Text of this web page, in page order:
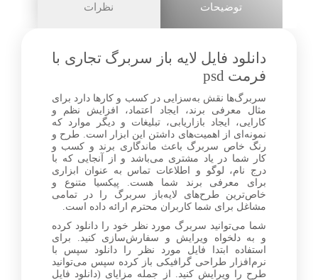
0
توضیحات نظرات
دانلود فایل لایه باز سربرگ تجاری با
فرمت psd
سربرگ‌ها نقش به‌سزایی در کسب و کارها دارد برای
مثال معرفی برند، ایجاد اعتماد، افزایش نظم و
کارایی، ایجاد بازاریابی، تبلیغات و دیگر موارد که
نمونه‌ای از اهمیت‌های داشتن این ابزار است. طرح و
رنگ خاص سربرگ باعث ماندگاری برند و کسب و
کار شما در یاد مشتری می‌باشد و از آنجایی که با
درج نام، لوگو و اطلاعات تماس به عنوان ابزاری
برای معرفی برند شما هست. پیکسیا متنوع و
خاص‌ترین طرح‌های لایه‌باز سربرگ را در تمامی
مشاغل برای شما کاربران محترم ارائه داده است.
شما می‌توانید سربرگ‌ مورد نظر خود را دانلود کرده
و به دلخواه ویرایش و سفارش‌سازی کنید. برای
استفاده ابتدا فایل مورد نظر را دانلود سپس با
نرم‌افزار طراحی گرافیکی باز کرده سپس می‌توانید
طرح را ویرایش کنید. از جمله مزایای (دانلود فایل